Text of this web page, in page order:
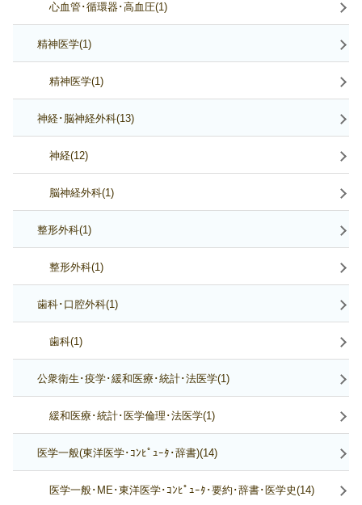
心血管･循環器･高血圧(1)
精神医学(1)
精神医学(1)
神経･脳神経外科(13)
神経(12)
脳神経外科(1)
整形外科(1)
整形外科(1)
歯科･口腔外科(1)
歯科(1)
公衆衛生･疫学･緩和医療･統計･法医学(1)
緩和医療･統計･医学倫理･法医学(1)
医学一般(東洋医学･ｺﾝﾋﾟｭｰﾀ･辞書)(14)
医学一般･ME･東洋医学･ｺﾝﾋﾟｭｰﾀ･要約･辞書･医学史(14)